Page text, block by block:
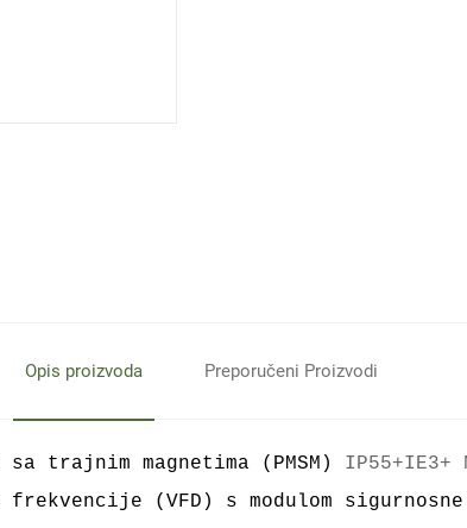
Opis proizvoda Preporučeni Proizvodi
sa trajnim magnetima (PMSM)
frekvencije (VFD) s modulom